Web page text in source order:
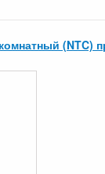
(NTC)